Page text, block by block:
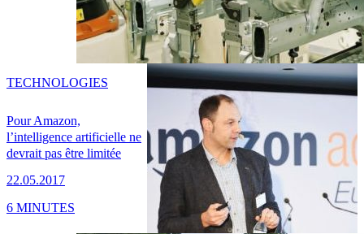
Pour Amazon,
l’intelligence artificielle ne
devrait pas être limitée
22.05.2017
TECHNOLOGIES
6 MINUTES